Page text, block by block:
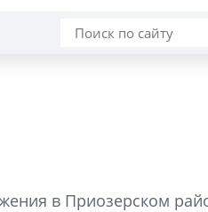
в Приозерском